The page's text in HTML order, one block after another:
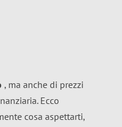
, ma anche di prezzi
Ecco
cosa aspettarti,